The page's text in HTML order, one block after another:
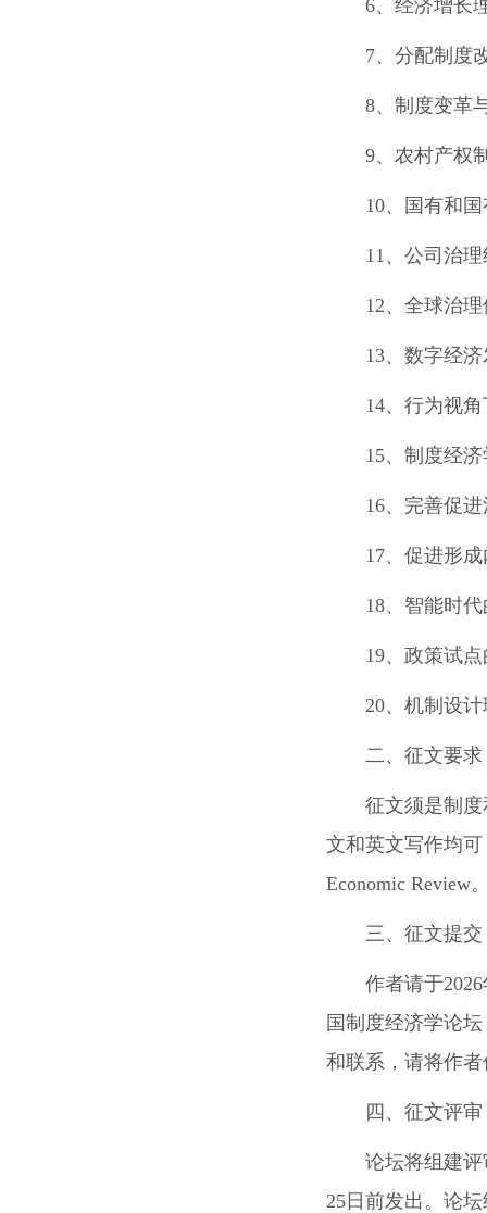
6、经济增长
7、分配制度
8、制度变革
9、农村产权
10、国有和
11、公司治
12、全球治
13、数字经
14、行为视
15、制度经
16、完善促
17、促进形
18、智能时
19、政策试
20、机制设
二、征文要求
征文须是制
文和英文写作均
Economic Review
三、征文提交
作者请于
国制度经济学论
和联系，请将作
四、征文评审
论坛将组建
25日前发出。论